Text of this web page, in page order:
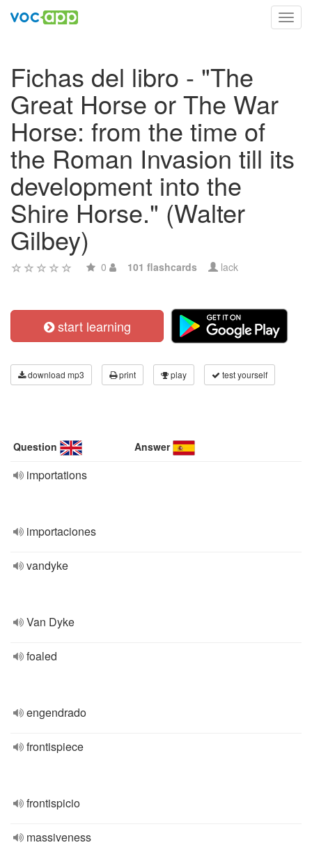
Fichas del libro - "The
Great Horse or The War
Horse: from the time of
the Roman Invasion till its
development into the
Shire Horse." (Walter
Gilbey)
0 101 flashcards lack
start learning
download mp3 print play test yourself
Question Answer
importations
importaciones
vandyke
Van Dyke
foaled
engendrado
frontispiece
frontispicio
massiveness